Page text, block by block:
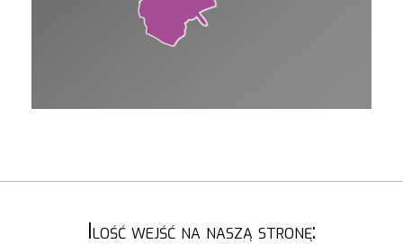
Ilość wejść na naszą stronę: